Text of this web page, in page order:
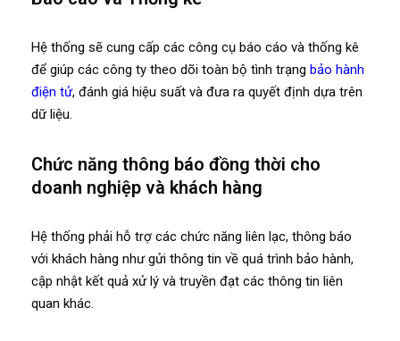
Hệ thống sẽ cung cấp các công cụ báo cáo và thống kê
để giúp các công ty theo dõi toàn bộ tình trạng bảo hành
điện tử, đánh giá hiệu suất và đưa ra quyết định dựa trên
dữ liệu.
Chức năng thông báo đồng thời cho
doanh nghiệp và khách hàng
Hệ thống phải hỗ trợ các chức năng liên lạc, thông báo
với khách hàng như gửi thông tin về quá trình bảo hành,
cập nhật kết quả xử lý và truyền đạt các thông tin liên
quan khác.